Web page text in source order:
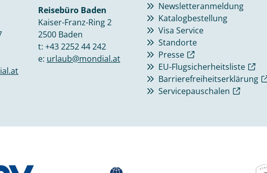
Reisebüro Baden
Kaiser-Franz-Ring 2
2500 Baden
t: +43 2252 44 242
e: urlaub@mondial.at
Newsletteranmeldung
Katalogbestellung
Visa Service
Standorte
Presse
EU-Flugsicherheitsliste
Barrierefreiheitserklärung
Servicepauschalen